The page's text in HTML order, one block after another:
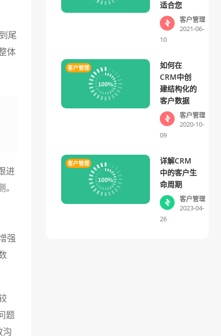
尾
体
进
强
题
沟
适合您
客户管理
2021-06-
10
客户管理
如何在
CRM中创
建结构化的
客户数据
客户管理
2020-10-
09
客户管理
详解CRM
中的客户生
命周期
客户管理
2023-04-
26